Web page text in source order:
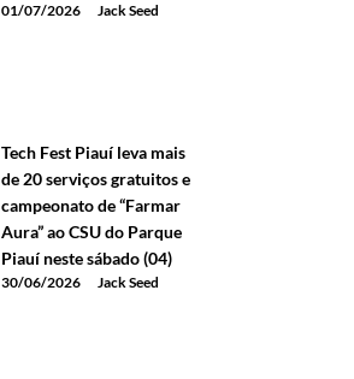
01/07/2026 Jack Seed
Tech Fest Piauí leva mais
de 20 serviços gratuitos e
campeonato de “Farmar
Aura” ao CSU do Parque
Piauí neste sábado (04)
30/06/2026 Jack Seed